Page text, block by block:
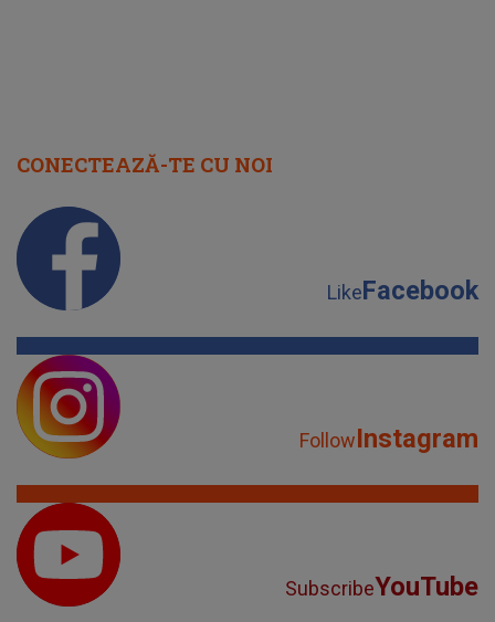
CONECTEAZĂ-TE CU NOI
LikeFacebook
FollowInstagram
SubscribeYouTube